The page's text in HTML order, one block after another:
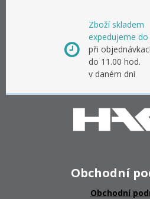
Zboží skladem
expedujeme do
při
do 11.00 hod.
v daném dni
Obchodní
Obchodní